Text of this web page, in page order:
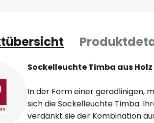
Sockelleuchte Timba aus
In der Form einer geradlinigen,
sich die Sockelleuchte Timba.
verdankt sie der Kombination